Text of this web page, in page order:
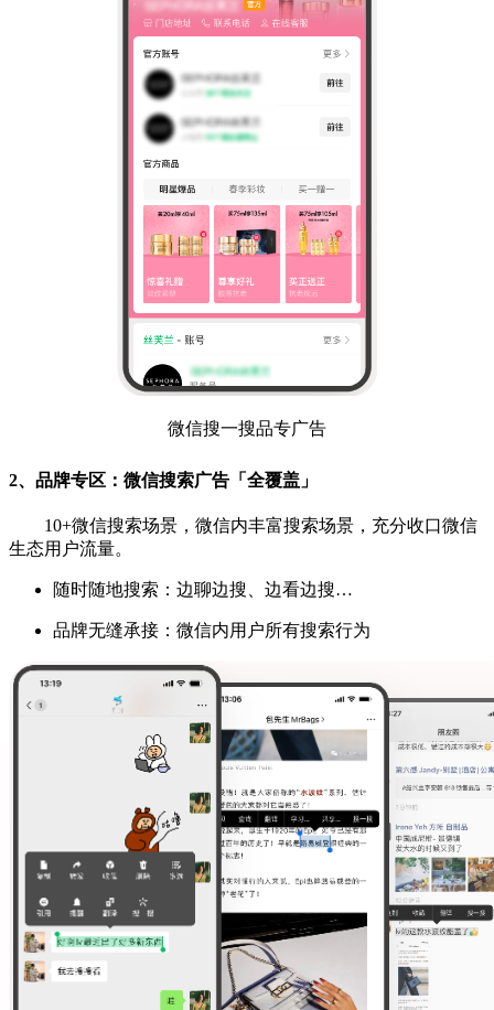
微信搜一搜品专广告
2、品牌专区：微信搜索广告「全覆盖」
10+微信搜索场景，微信内丰富搜索场景，充分收口微信
生态用户流量。
随时随地搜索：边聊边搜、边看边搜…
品牌无缝承接：微信内用户所有搜索行为